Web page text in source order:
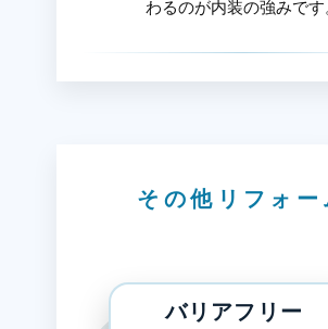
わるのが内装の強みです
その他リフォー
バリアフリー